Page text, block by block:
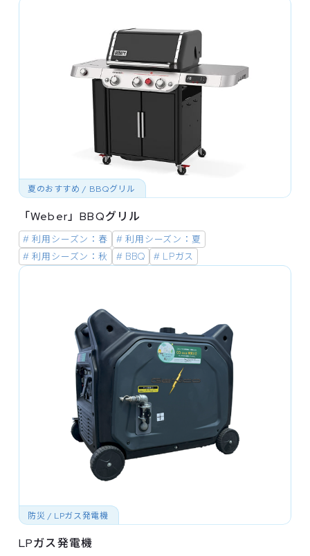
夏のおすすめ / BBQグリル
「Weber」BBQグリル
# 利用シーズン：春
# 利用シーズン：夏
# 利用シーズン：秋
# BBQ # LPガス
防災 / LPガス発電機
LPガス発電機